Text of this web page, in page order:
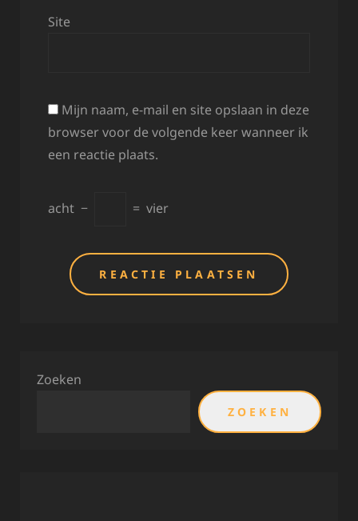
Site
Mijn naam, e-mail en site opslaan in deze
browser voor de volgende keer wanneer ik
een reactie plaats.
acht − = vier
Zoeken
ZOEKEN